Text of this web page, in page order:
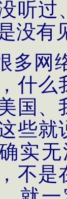
听过
没有
多网
什
国、
些就
实
不是